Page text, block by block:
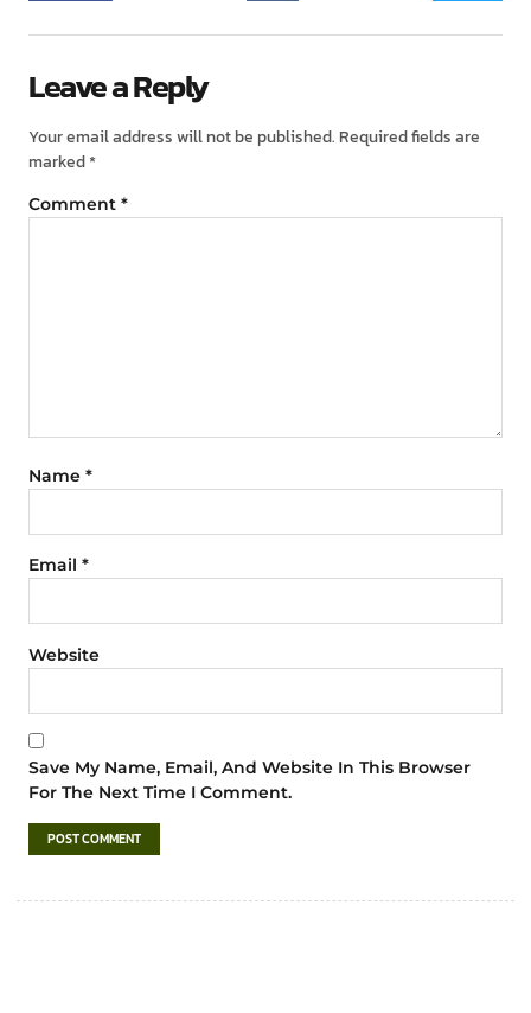
Leave a Reply
Your email address will not be published. Required fields are
marked*
Comment *
Name *
Email *
Website
Save My Name, Email, And Website In This Browser
For The Next Time I Comment.